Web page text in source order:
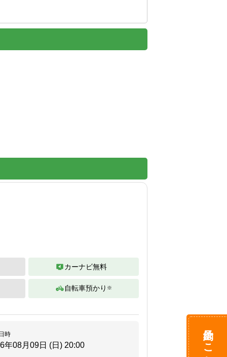
カーナビ無料
自転車預かり ※
時
年08月09日 (日) 20:00